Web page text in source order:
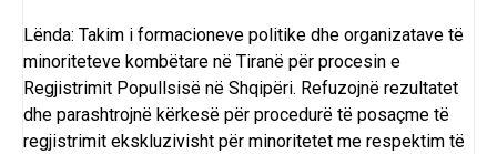
Lënda: Takim i formacioneve politike dhe organizatave të
minoriteteve kombëtare në Tiranë për procesin e
Regjistrimit Popullsisë në Shqipëri. Refuzojnë rezultatet
dhe parashtrojnë kërkesë për procedurë të posaçme të
regjistrimit ekskluzivisht për minoritetet me respektim të